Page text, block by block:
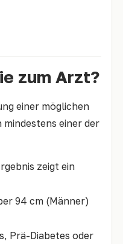
zum Arzt?
einer möglichen
einer der
zeigt ein
94 cm (Männer)
Prä-Diabetes oder